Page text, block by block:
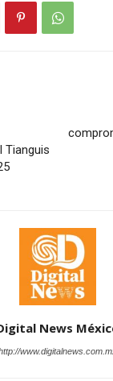
Tianguis
News